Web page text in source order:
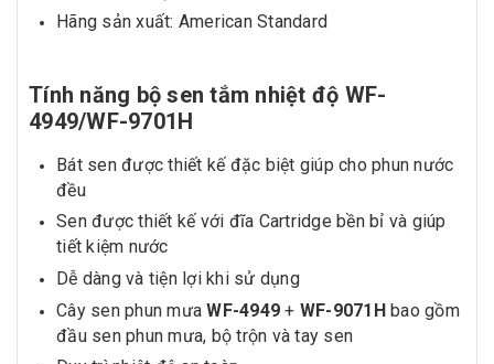
Hãng sản xuất: American Standard
Tính năng bộ sen tắm nhiệt độ WF-
4949/WF-9701H
Bát sen được thiết kế đặc biệt giúp cho phun nước
đều
Sen được thiết kế với đĩa Cartridge bền bỉ và giúp
tiết kiệm nước
Dễ dàng và tiện lợi khi sử dụng
Cây sen phun mưaWF-4949 + WF-9071Hbao gồm
đầu sen phun mưa, bộ trộn và tay sen